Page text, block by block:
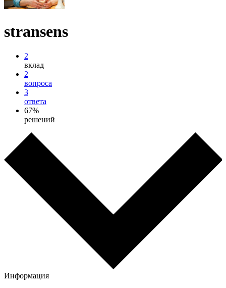
stransens
2
вклад
2
вопроса
3
ответа
67%
решений
Информация